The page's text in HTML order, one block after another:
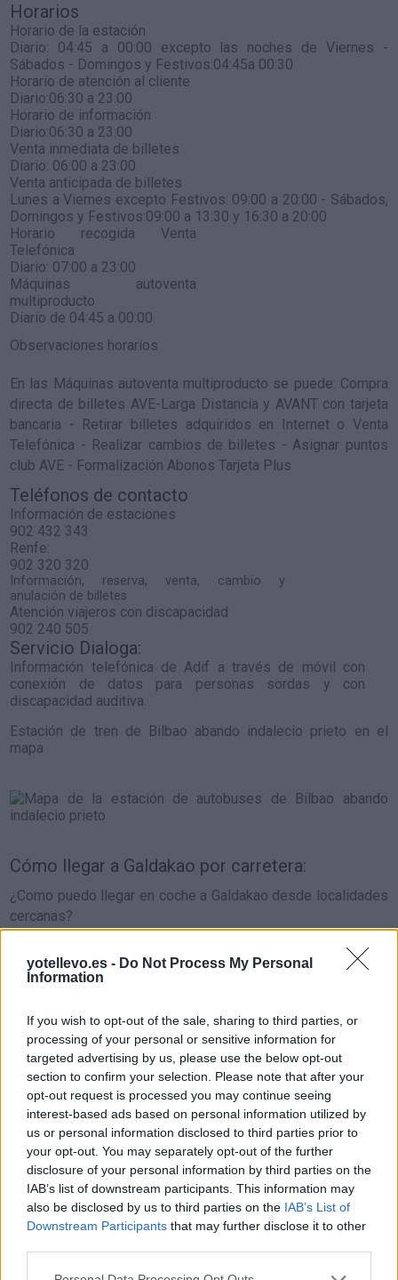
yotellevo.es - Do Not Process My Personal
Information
If you wish to opt-out of the sale, sharing to third parties, or
processing of your personal or sensitive information for
targeted advertising by us, please use the below opt-out
section to confirm your selection. Please note that after your
opt-out request is processed you may continue seeing
interest-based ads based on personal information utilized by
us or personal information disclosed to third parties prior to
your opt-out. You may separately opt-out of the further
disclosure of your personal information by third parties on the
IAB’s list of downstream participants. This information may
also be disclosed by us to third parties on the IAB’s List of
Downstream Participants that may further disclose it to other
Horarios
Horario de la estación
Diario: 04:45 a 00:00 excepto las noches de Viernes -
Sábados - Domingos y Festivos:04:45a 00:30
Horario de atención al cliente
Diario:06:30 a 23:00
Horario de información
Diario:06:30 a 23:00
Venta inmediata de billetes
Diario: 06:00 a 23:00
Venta anticipada de billetes
Lunes a Viernes excepto Festivos: 09:00 a 20:00 - Sábados,
Domingos y Festivos:09:00 a 13:30 y 16:30 a 20:00
Horario recogida Venta
Telefónica
Diario: 07:00 a 23:00
Máquinas autoventa
multiproducto
Diario de 04:45 a 00:00
Observaciones horarios
En las Máquinas autoventa multiproducto se puede: Compra
directa de billetes AVE-Larga Distancia y AVANT con tarjeta
bancaria - Retirar billetes adquiridos en Internet o Venta
Telefónica - Realizar cambios de billetes - Asignar puntos
club AVE - Formalización Abonos Tarjeta Plus
Teléfonos de contacto
Información de estaciones
902 432 343
Renfe:
902 320 320
Información, reserva, venta, cambio y
anulación de billetes
Atención viajeros con discapacidad
902 240 505
Servicio Dialoga:
Información telefónica de Adif a través de móvil con
conexión de datos para personas sordas y con
discapacidad auditiva.
Estación de tren de Bilbao abando indalecio prieto en el
mapa
Cómo llegar a Galdakao por carretera:
¿Como puedo llegar en coche a Galdakao desde localidades
cercanas?
Lemoaa 3,44 kilómetros
kilómetros
Zaratamoa 5,01 kilómetros
Lezama a 5,89 kilómetros
Basauria 6,18 kilómetros
Arrigorriagaa 6,22
kilómetros
Amorebieta-Etxanoa 6,51
kilómetros
Igorre
a 6,87 kilómetros
¿ Cómo llegar a Galdakao
gran población o capitales
de provincia?
Comparte
llegar a Galdakao
Precios de la
gasolina en Galdakao